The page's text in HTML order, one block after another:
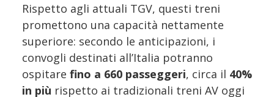
Rispetto agli attuali TGV, questi treni
promettono una capacità nettamente
superiore: secondo le anticipazioni, i
convogli destinati all’Italia potranno
ospitare fino a 660 passeggeri, circa il 40%
in più rispetto ai tradizionali treni AV oggi